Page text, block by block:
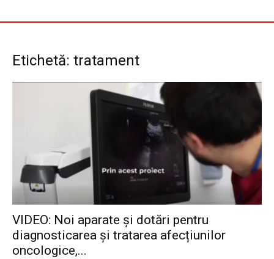
Etichetă: tratament
VIDEO: Noi aparate și dotări pentru
diagnosticarea și tratarea afecțiunilor
oncologice,...